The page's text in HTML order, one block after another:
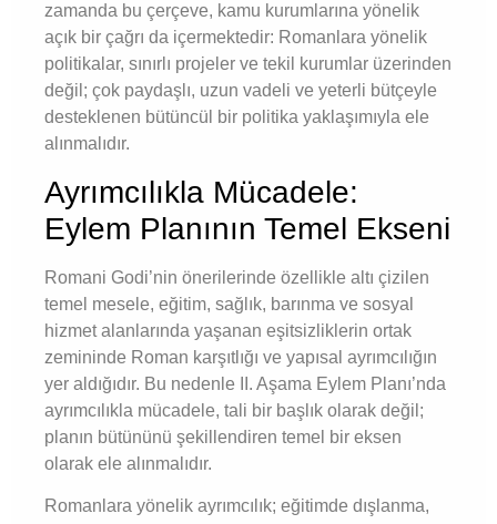
zamanda bu çerçeve, kamu kurumlarına yönelik
açık bir çağrı da içermektedir: Romanlara yönelik
politikalar, sınırlı projeler ve tekil kurumlar üzerinden
değil; çok paydaşlı, uzun vadeli ve yeterli bütçeyle
desteklenen bütüncül bir politika yaklaşımıyla ele
alınmalıdır.
Ayrımcılıkla Mücadele:
Eylem Planının Temel Ekseni
Romani Godi’nin önerilerinde özellikle altı çizilen
temel mesele, eğitim, sağlık, barınma ve sosyal
hizmet alanlarında yaşanan eşitsizliklerin ortak
zemininde Roman karşıtlığı ve yapısal ayrımcılığın
yer aldığıdır. Bu nedenle II. Aşama Eylem Planı’nda
ayrımcılıkla mücadele, tali bir başlık olarak değil;
planın bütününü şekillendiren temel bir eksen
olarak ele alınmalıdır.
Romanlara yönelik ayrımcılık; eğitimde dışlanma,